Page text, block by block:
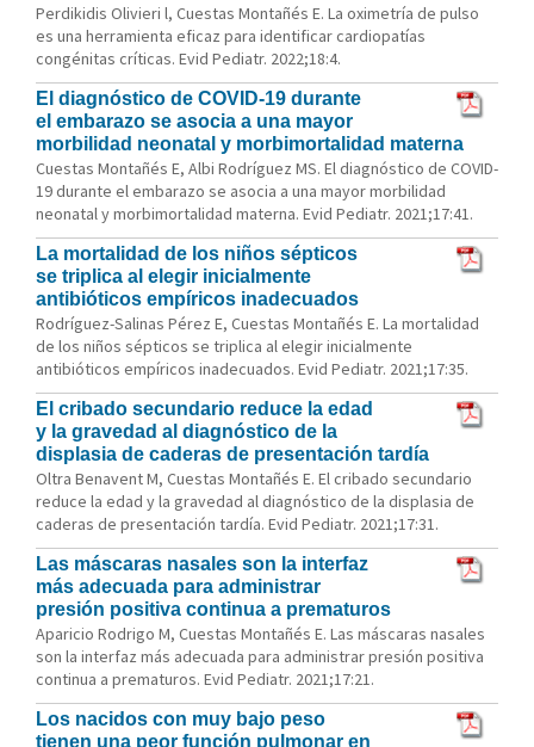
Perdikidis Olivieri l, Cuestas Montañés E. La oximetría de pulso
es una herramienta eficaz para identificar cardiopatías
congénitas críticas. Evid Pediatr. 2022;18:4.
El diagnóstico de COVID-19 durante
el embarazo se asocia a una mayor
morbilidad neonatal y morbimortalidad materna
Cuestas Montañés E, Albi Rodríguez MS. El diagnóstico de COVID-
19 durante el embarazo se asocia a una mayor morbilidad
neonatal y morbimortalidad materna. Evid Pediatr. 2021;17:41.
La mortalidad de los niños sépticos
se triplica al elegir inicialmente
antibióticos empíricos inadecuados
Rodríguez-Salinas Pérez E, Cuestas Montañés E. La mortalidad
de los niños sépticos se triplica al elegir inicialmente
antibióticos empíricos inadecuados. Evid Pediatr. 2021;17:35.
El cribado secundario reduce la edad
y la gravedad al diagnóstico de la
displasia de caderas de presentación tardía
Oltra Benavent M, Cuestas Montañés E. El cribado secundario
reduce la edad y la gravedad al diagnóstico de la displasia de
caderas de presentación tardía. Evid Pediatr. 2021;17:31.
Las máscaras nasales son la interfaz
más adecuada para administrar
presión positiva continua a prematuros
Aparicio Rodrigo M, Cuestas Montañés E. Las máscaras nasales
son la interfaz más adecuada para administrar presión positiva
continua a prematuros. Evid Pediatr. 2021;17:21.
Los nacidos con muy bajo peso
tienen una peor función pulmonar en